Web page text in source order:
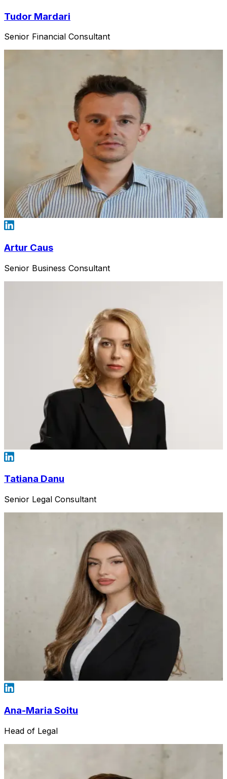
Tudor Mardari
Senior Financial Consultant
Artur Caus
Senior Business Consultant
Tatiana Danu
Senior Legal Consultant
Ana-Maria Soitu
Head of Legal